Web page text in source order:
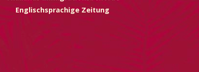
Englischsprachige Zeitung